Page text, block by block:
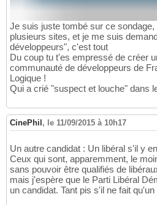
Je suis juste tombé sur ce
plusieurs sites, et je me suis
développeurs", c'est tout
Du coup tu t'es empressé de créer
communauté de développeurs de
Logique !
Qui a crié "suspect et louche" dans
CinePhil , le 11/09/2015 à 10h17
Un autre candidat : Un libéral s'il y
Ceux qui sont, apparemment, le
sans pouvoir être qualifiés de
mais j'espère que le Parti Libéral
un candidat. Tant pis s'il ne fait